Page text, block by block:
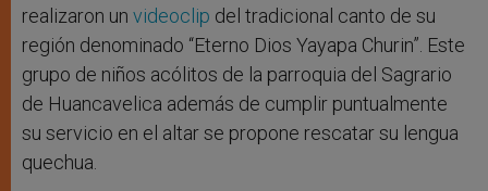
realizaron un videoclip del tradicional canto de su
región denominado “Eterno Dios Yayapa Churin”. Este
grupo de niños acólitos de la parroquia del Sagrario
de Huancavelica además de cumplir puntualmente
su servicio en el altar se propone rescatar su lengua
quechua.